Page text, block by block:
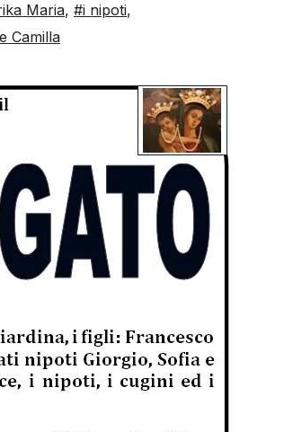
Maria, #i nipoti,
Camilla